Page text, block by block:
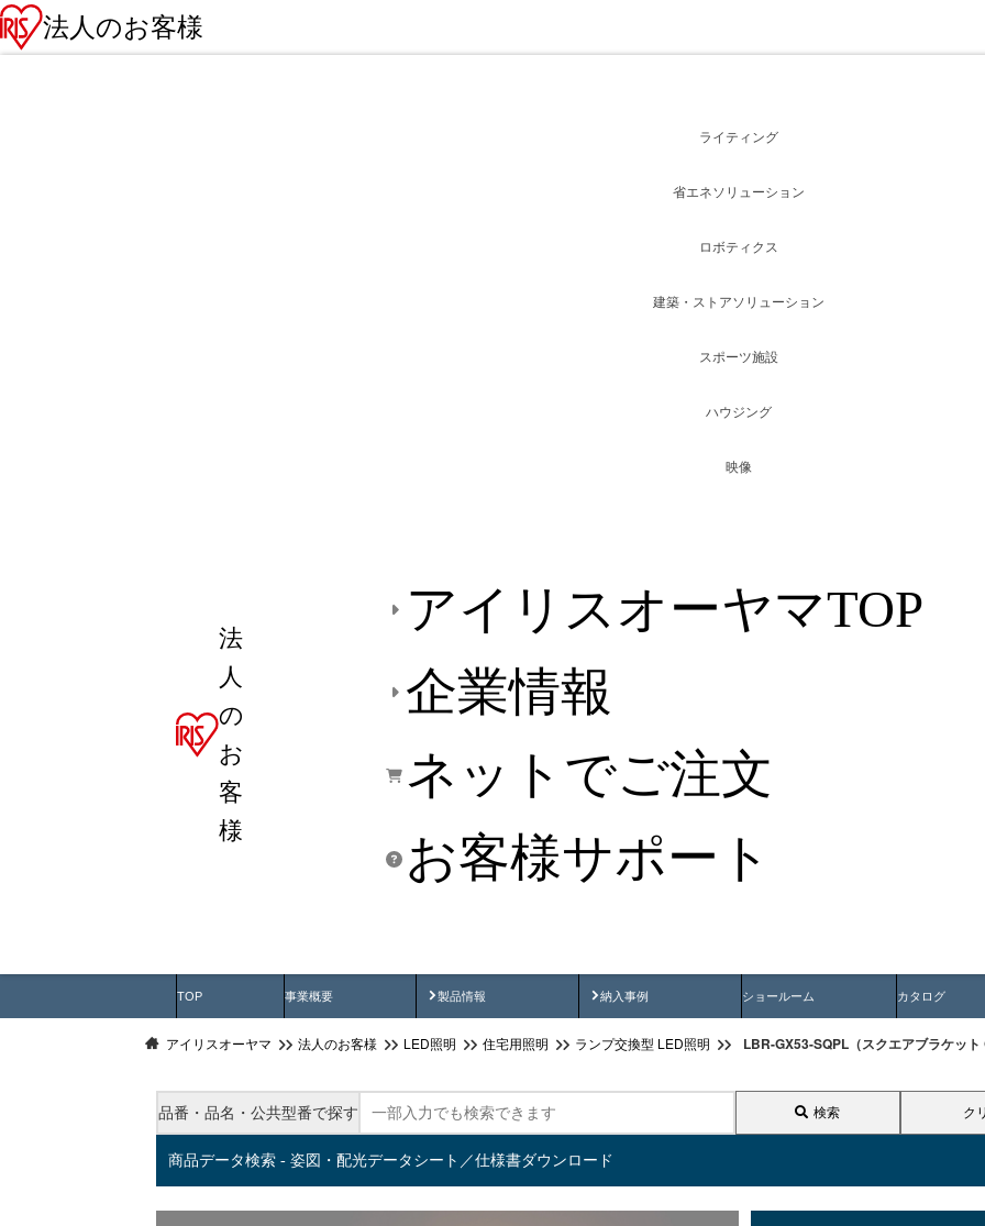
法人のお客様
法
人
の
お
客
様
アイリスオーヤマTOP
企業情報
ネットでご注文
お客様サポート
ライティング
省エネソリューション
ロボティクス
建築・ストアソリューション
スポーツ施設
ハウジング
映像
TOP 事業概要 製品情報
製品動画 納入事例
納入事例動画 ショールーム カタログ
アイリスオーヤマ 法人のお客様 LED照明 住宅用照明 ランプ交換型 LED照明 LBR-GX53-SQPL（スクエアブラケッ
品番・品名・公共型番で探す 検索 ク
商品データ検索 - 姿図・配光データシート／仕様書ダウンロード